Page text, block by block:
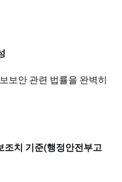
보안 관련 법률을 완벽히
조치 기준(행정안전부고